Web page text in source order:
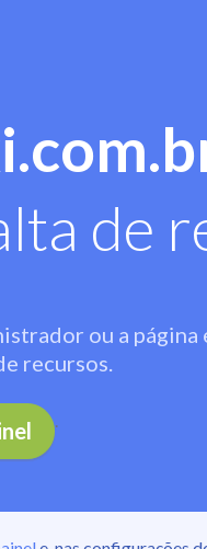
de
ou a página
recursos.
.